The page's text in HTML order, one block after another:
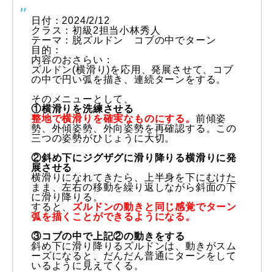
レッスンレポート
よくある質問
レッスン内容について
レッスン周辺に関して
お申し込みについて
動画で学ぶ
最新レッスン動画
Online Store
コブ斜面の滑り方解説動画
日付：2024/2/12
クラス：初級2担当小林秀人
テーマ：脱ズルドン コブの中でターン
目的：
内容のおさらい：
ズルドン(横滑り)を応用、発展させて、
コブ
の中で円い弧を描き、連続ターンをする。
そのメニューとして、
①横滑りを洗練させる
整地で横滑りを確実なものにする。 前傾姿
勢、外傾姿勢、 外向姿勢を再確認する。この
三つの姿勢がひじょうに大切。
②斜め下にジグザグに滑り降りる横滑りに発
展させる
横滑りになれてきたら、上半身を下にむけた
まま、 左右の移動を繰り返しながら斜面の下
に滑り降りる。
すると、
ズルドンの動きと同じ感覚でターン
弧を描くことができるようになる。
③コブの中で上記②の動きをする
斜め下に滑り降りるズルドンは、動きがスム
ーズになると、 だんだん普通にターンをして
いるように見えてくる。